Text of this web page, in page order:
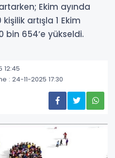
Ekim ayında
artışla 1 Ekim
bin 654’e yükseldi.
12:45
: 24-11-2025 17:30